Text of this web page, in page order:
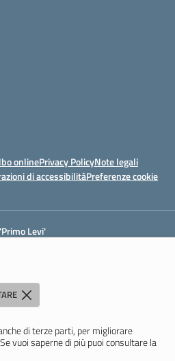
di terze parti, per migliorare
vuoi saperne di più puoi consultare la
onlinePrivacy PolicyNote legali
di accessibilitàPreferenze cookie
Levi'
- C.F. 94058180368